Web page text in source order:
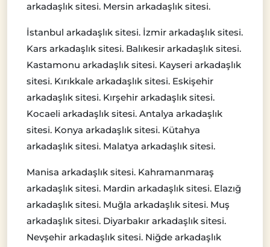
arkadaşlık sitesi. Mersin arkadaşlık sitesi.
İstanbul arkadaşlık sitesi. İzmir arkadaşlık sitesi.
Kars arkadaşlık sitesi. Balıkesir arkadaşlık sitesi.
Kastamonu arkadaşlık sitesi. Kayseri arkadaşlık
sitesi. Kırıkkale arkadaşlık sitesi. Eskişehir
arkadaşlık sitesi. Kırşehir arkadaşlık sitesi.
Kocaeli arkadaşlık sitesi. Antalya arkadaşlık
sitesi. Konya arkadaşlık sitesi. Kütahya
arkadaşlık sitesi. Malatya arkadaşlık sitesi.
Manisa arkadaşlık sitesi. Kahramanmaraş
arkadaşlık sitesi. Mardin arkadaşlık sitesi. Elazığ
arkadaşlık sitesi. Muğla arkadaşlık sitesi. Muş
arkadaşlık sitesi. Diyarbakır arkadaşlık sitesi.
Nevşehir arkadaşlık sitesi. Niğde arkadaşlık